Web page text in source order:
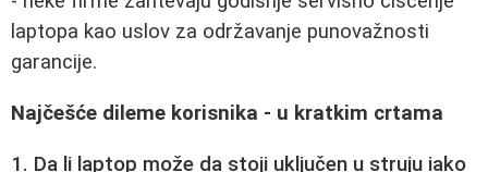
laptopa kao uslov za održavanje punovažnosti
garancije.
Najčešće dileme korisnika - u kratkim crtama
1. Da li laptop može da stoji uključen u struju iako